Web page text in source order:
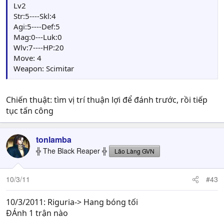
Weapon: Scimitar(33/33), Killer Blade(24/24)
Lv2
Str:5----Skl:4
Agi:5----Def:5
Mag:0---Luk:0
Wlv:7----HP:20
Move: 4
Weapon: Scimitar
Chiến thuật: tìm vị trí thuận lợi để đánh trước, rồi tiếp
tục tấn công
tonlamba
╬ The Black Reaper ╬ Lão Làng GVN
10/3/11 #43
10/3/2011: Riguria-> Hang bóng tối
ĐÁnh 1 trận nào